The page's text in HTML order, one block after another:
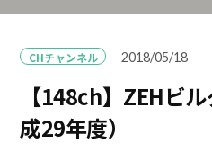
CHチャンネル 2018/05/18
【148ch】ZEHビ
成29年度）